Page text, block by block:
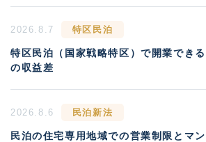
2026.8.7 特区民泊
特区民泊（国家戦略特区）で開業でき
の収益差
2026.8.6 民泊新法
民泊の住宅専用地域での営業制限とマ